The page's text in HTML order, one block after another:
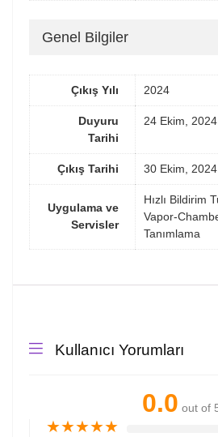
Genel Bilgiler
Çıkış Yılı 2024
Duyuru
Tarihi
24 Ekim, 2024
Çıkış Tarihi 30 Ekim, 2024
Uygulama ve
Servisler
Hızlı Bildirim
Vapor-
Tanımlama
Kullanıcı Yorumları
0.0 out of
★★★★★